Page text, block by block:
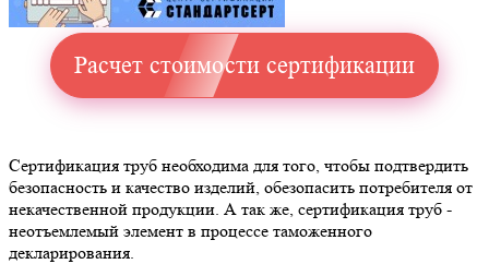
Расчет стоимости сертификации
Сертификация труб необходима для того, чтобы подтвердить
безопасность и качество изделий, обезопасить потребителя от
некачественной продукции. А так же, сертификация труб -
неотъемлемый элемент в процессе таможенного
декларирования.